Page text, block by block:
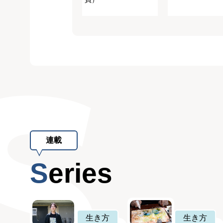
連載
Series
生き方 生き方